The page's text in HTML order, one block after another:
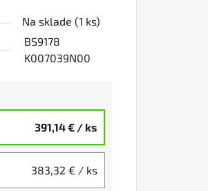
Na sklade (1 ks)
BS9178
K007039N00
391,14 € / ks
383,32 € / ks